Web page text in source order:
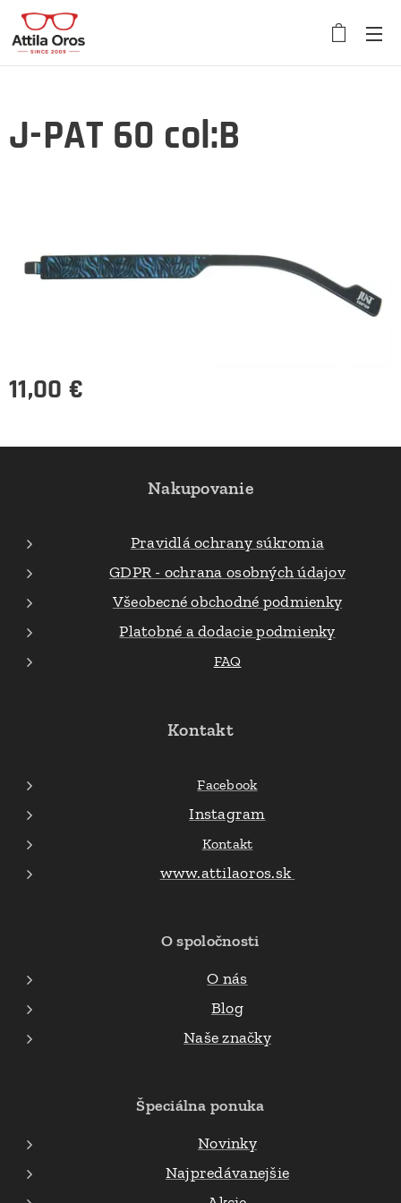
J-PAT 60 col:B
11,00 €
Nakupovanie
Pravidlá ochrany súkromia
GDPR - ochrana osobných údajov
Všeobecné obchodné podmienky
Platobné a dodacie podmienky
FAQ
Kontakt
Facebook
Instagram
Kontakt
www.attilaoros.sk
O spoločnosti
O nás
Blog
Naše značky
Špeciálna ponuka
Novinky
Najpredávanejšie